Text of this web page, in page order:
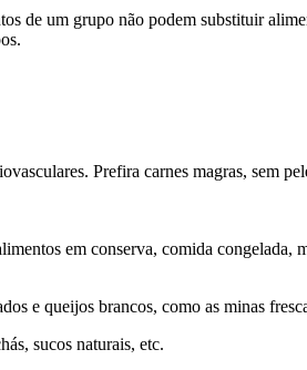
de um grupo não podem substituir
Prefira carnes magras, sem
em conserva, comida congelada,
e queijos brancos, como as minas
sucos naturais, etc.